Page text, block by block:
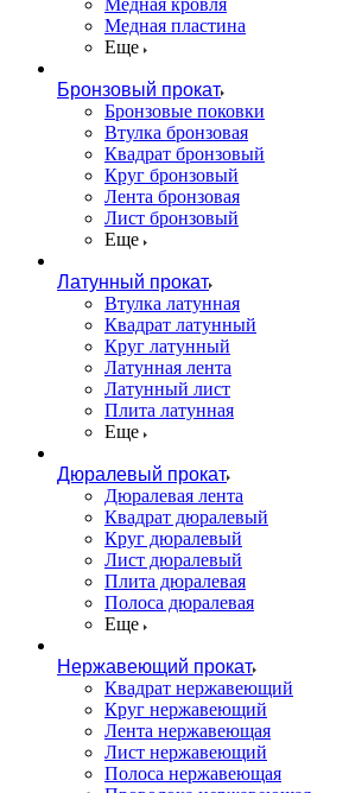
Медная кровля
Медная пластина
Еще
Бронзовый прокат
Бронзовые поковки
Втулка бронзовая
Квадрат бронзовый
Круг бронзовый
Лента бронзовая
Лист бронзовый
Еще
Латунный прокат
Втулка латунная
Квадрат латунный
Круг латунный
Латунная лента
Латунный лист
Плита латунная
Еще
Дюралевый прокат
Дюралевая лента
Квадрат дюралевый
Круг дюралевый
Лист дюралевый
Плита дюралевая
Полоса дюралевая
Еще
Нержавеющий прокат
Квадрат нержавеющий
Круг нержавеющий
Лента нержавеющая
Лист нержавеющий
Полоса нержавеющая